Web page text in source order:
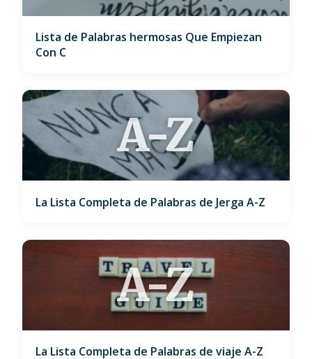
Lista de Palabras hermosas Que Empiezan
Con C
A-Z
La Lista Completa de Palabras de Jerga A-Z
A-Z
La Lista Completa de Palabras de viaje A-Z